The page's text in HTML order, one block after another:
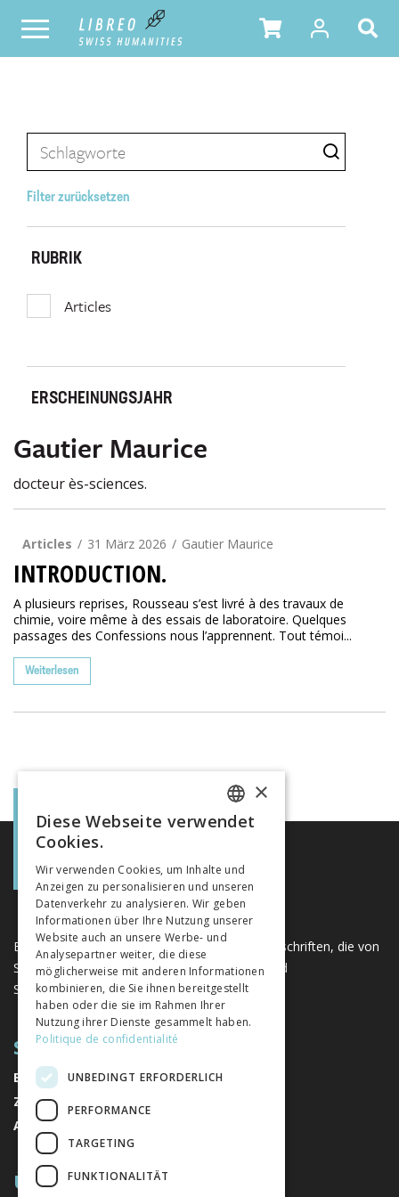
Filter zurücksetzen
RUBRIK
Articles
ERSCHEINUNGSJAHR
Gautier Maurice
docteur ès-sciences.
Articles 31 März 2026 Gautier Maurice
INTRODUCTION.
A plusieurs reprises, Rousseau s’est livré à des travaux de
chimie, voire même à des essais de laboratoire. Quelques
passages des Confessions nous l’apprennent. Tout témoi...
Weiterlesen
Eine einzigartige Plattform für Bücher und Zeitschriften, die von
Schweizer Verlagen im Bereich der Geistes- und
Sozialwissenschaften herausgegeben werden.
SITEMAP
BÜCHER
ZEITSCHRIFTEN
AUTOREN
ÜBER UNS
FRENCH
ITALIAN
×
Diese Webseite verwendet
Cookies.
Wir verwenden Cookies, um Inhalte und
Anzeigen zu personalisieren und unseren
Datenverkehr zu analysieren. Wir geben
Informationen über Ihre Nutzung unserer
Website auch an unsere Werbe- und
Analysepartner weiter, die diese
möglicherweise mit anderen Informationen
kombinieren, die Sie ihnen bereitgestellt
haben oder die sie im Rahmen Ihrer
Nutzung ihrer Dienste gesammelt haben.
Politique de confidentialité
UNBEDINGT ERFORDERLICH
PERFORMANCE
TARGETING
FUNKTIONALITÄT